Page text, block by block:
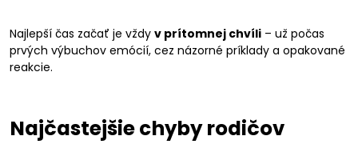
Najlepší čas začať je vždy v prítomnej chvíli – už počas
prvých výbuchov emócií, cez názorné príklady a opakované
reakcie.
Najčastejšie chyby rodičov